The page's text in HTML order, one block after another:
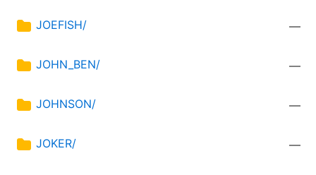
JOEFISH/ —
JOHN_BEN/ —
JOHNSON/ —
JOKER/ —